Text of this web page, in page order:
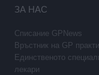
ЗА НАС
Списание GPNews
Връстник на GP
Единственото
лекари